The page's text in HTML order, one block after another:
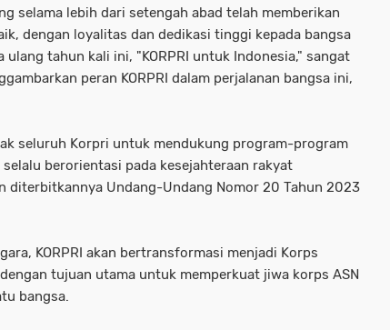
selama lebih dari setengah abad telah memberikan
dengan loyalitas dan dedikasi tinggi kepada bangsa
ulang tahun kali ini, "KORPRI untuk Indonesia," sangat
peran KORPRI dalam perjalanan bangsa ini,
seluruh Korpri untuk mendukung program-program
berorientasi pada kesejahteraan rakyat
diterbitkannya Undang-Undang Nomor 20 Tahun 2023
KORPRI akan bertransformasi menjadi Korps
dengan tujuan utama untuk memperkuat jiwa korps ASN
bangsa.